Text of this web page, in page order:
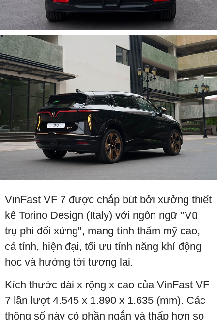
VinFast VF 7 được chắp bút bởi xưởng thiết
kế Torino Design (Italy) với ngôn ngữ "Vũ
trụ phi đối xứng", mang tính thẩm mỹ cao,
cá tính, hiện đại, tối ưu tính năng khí động
học và hướng tới tương lai.
Kích thước dài x rộng x cao của VinFast VF
7 lần lượt 4.545 x 1.890 x 1.635 (mm). Các
thông số này có phần ngắn và thấp hơn so